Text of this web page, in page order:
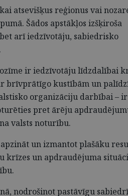
atsevišķus reģionus vai
Šādos apstākļos izšķiroša
arī iedzīvotāju, sabiedrisko
ir iedzīvotāju līdzdalībai
brīvprātīgo kustībām un
organizāciju darbībai – ir
pret ārēju
valsts noturību.
un izmantot plašāku
krīzes un apdraudējuma
nodrošinot pastāvīgu